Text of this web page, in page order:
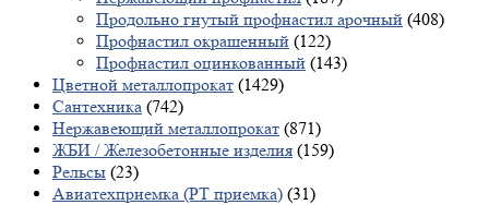
Продольно гнутый профнастил арочный (408)
Профнастил окрашенный (122)
Профнастил оцинкованный (143)
Цветной металлопрокат (1429)
Сантехника (742)
Нержавеющий металлопрокат (871)
ЖБИ / Железобетонные изделия (159)
Рельсы (23)
Авиатехприемка (РТ приемка) (31)